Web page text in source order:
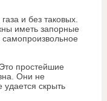
и без таковых.
иметь запорные
простейшие
Они не
скрыть